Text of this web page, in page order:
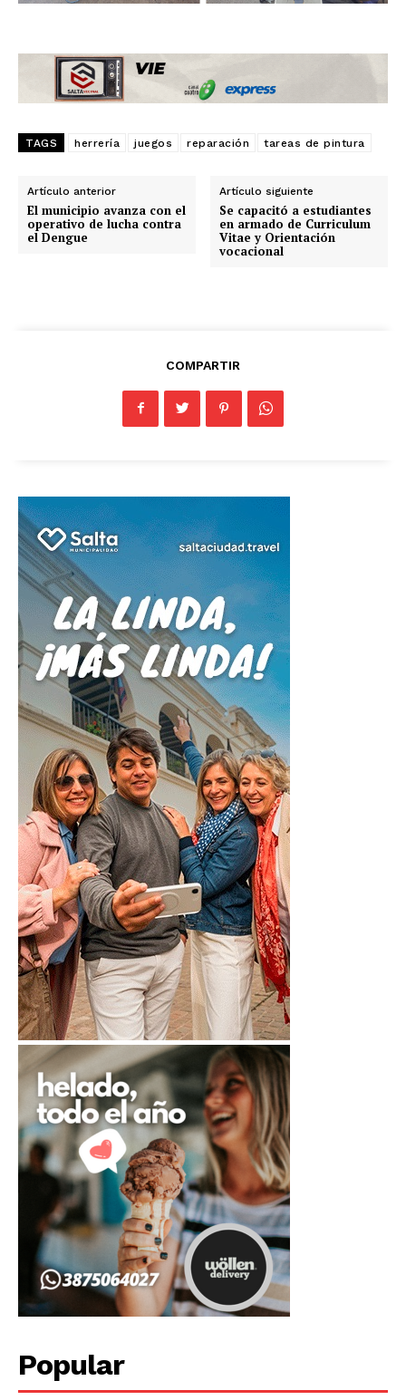
TAGS herrería juegos reparación tareas de pintura
Artículo anterior
El municipio avanza con el
operativo de lucha contra
el Dengue
Artículo siguiente
Se capacitó a estudiantes
en armado de Curriculum
Vitae y Orientación
vocacional
COMPARTIR
Popular